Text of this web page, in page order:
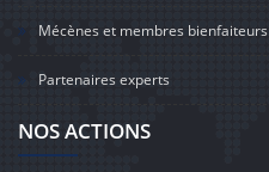
Mécènes et membres bienfaiteurs
Partenaires experts
NOS ACTIONS